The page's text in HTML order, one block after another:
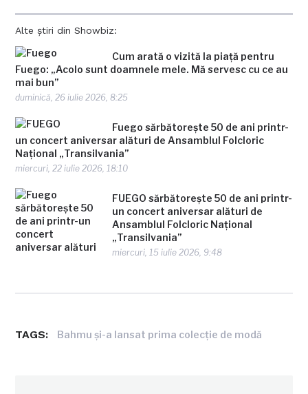
Alte știri din Showbiz:
Cum arată o vizită la piață pentru
Fuego: „Acolo sunt doamnele mele. Mă servesc cu ce au
mai bun”
duminică, 26 iulie 2026, 8:25
Fuego sărbătorește 50 de ani printr-
un concert aniversar alături de Ansamblul Folcloric
Național „Transilvania”
miercuri, 22 iulie 2026, 18:10
FUEGO sărbătorește 50 de ani printr-
un concert aniversar alături de
Ansamblul Folcloric Național
„Transilvania”
miercuri, 15 iulie 2026, 9:48
TAGS: Bahmu şi-a lansat prima colecţie de modă